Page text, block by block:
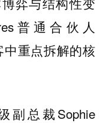
普通合伙人
中重点拆解的核
副总裁Sophie